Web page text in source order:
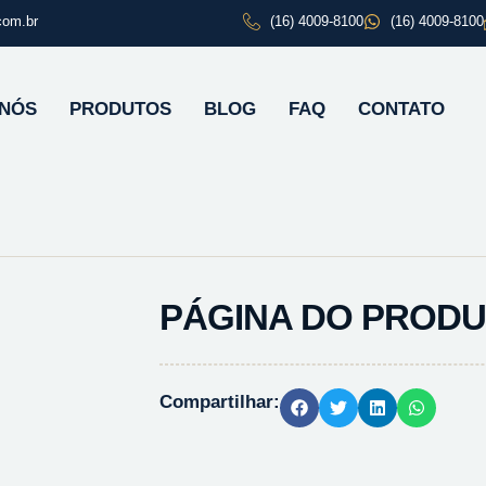
(16) 4009-8100 (16) 4009-8100
PRODUTOS BLOG FAQ CONTATO
PÁGINA DO
Compartilhar: